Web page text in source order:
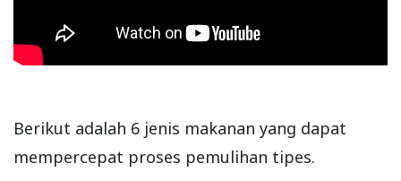
Berikut adalah 6 jenis makanan yang dapat
mempercepat proses pemulihan tipes.